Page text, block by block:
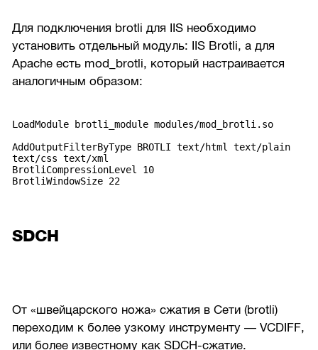
Для подключения brotli для IIS необходимо
установить отдельный модуль: IIS Brotli, а для
Apache есть mod_brotli, который настраивается
аналогичным образом:
AddOutputFilterByType BROTLI text/html text/plain
text/css text/xml
BrotliCompressionLevel 10
SDCH
От «швейцарского ножа» сжатия в Сети (brotli)
переходим к более узкому инструменту — VCDIFF,
или более известному как SDCH-сжатие.